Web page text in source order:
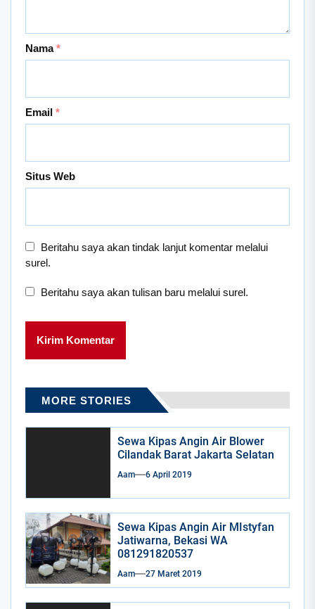
Nama*
Email *
Situs Web
Beritahu saya akan tindak lanjut komentar melalui
surel.
Beritahu saya akan tulisan baru melalui surel.
MORE STORIES
Sewa Kipas Angin Air Blower
Cilandak Barat Jakarta Selatan
Aam 6 April 2019
Sewa Kipas Angin Air MIstyfan
Jatiwarna, Bekasi WA
081291820537
Aam 27 Maret 2019